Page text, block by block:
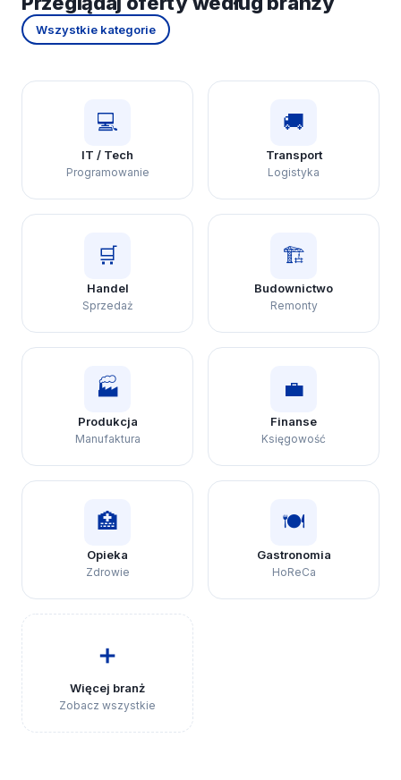
Wszystkie kategorie
💻
IT / Tech
Programowanie
🚚
Transport
Logistyka
🛒
Handel
Sprzedaż
🏗️
Budownictwo
Remonty
🏭
Produkcja
Manufaktura
💼
Finanse
Księgowość
🏥
Opieka
Zdrowie
🍽️
Gastronomia
HoReCa
➕
Więcej branż
Zobacz wszystkie